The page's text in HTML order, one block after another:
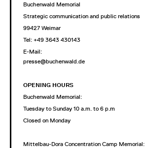
Buchenwald Memorial
Strategic communication and public relations
99427 Weimar
Tel: +49 3643 430143
E-Mail:
presse@buchenwald.de
OPENING HOURS
Buchenwald Memorial:
Tuesday to Sunday 10 a.m. to 6 p.m
Closed on Monday
Mittelbau-Dora Concentration Camp Memorial: